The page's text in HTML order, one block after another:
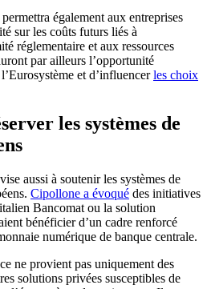
également aux entreprises
sur les coûts futurs liés à
réglementaire et aux ressources
par ailleurs l’opportunité
et d’influencerles choix
les systèmes de
aussi à soutenir les systèmes de
Cipollone a évoqué des initiatives
Bancomat ou la solution
bénéficier d’un cadre renforcé
numérique de banque centrale.
ne provient pas uniquement des
solutions privées susceptibles de